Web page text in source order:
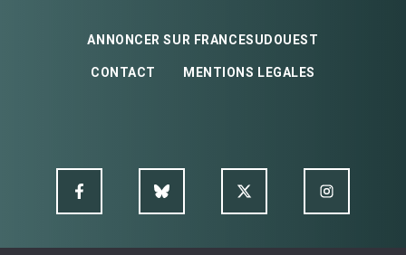
ANNONCER SUR FRANCESUDOUEST
CONTACT MENTIONS LEGALES